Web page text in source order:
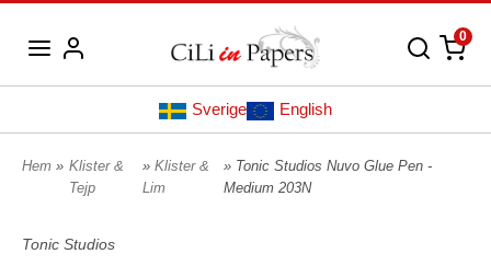
0
Sverige English
Hem » Klister &
Tejp
»Klister &
Lim
» Tonic Studios Nuvo Glue Pen -
Medium 203N
Tonic Studios